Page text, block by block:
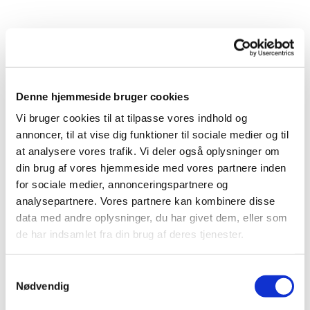
Denne hjemmeside bruger cookies
Vi bruger cookies til at tilpasse vores indhold og
annoncer, til at vise dig funktioner til sociale medier og til
at analysere vores trafik. Vi deler også oplysninger om
din brug af vores hjemmeside med vores partnere inden
for sociale medier, annonceringspartnere og
analysepartnere. Vores partnere kan kombinere disse
data med andre oplysninger, du har givet dem, eller som
de har indsamlet fra din brug af deres tjenester.
Nødvendig
Alle fødsler bliver registreret i CPR via kirkekontoret. Også
En fødsel bliver registreres på baggrund af en anmeldelse fra
jordemoderen. Har der ikke været en jordemoder til stede,
registreres fødslen på baggrund af moderens egen
anmeldelse.
Normalt er det sygehuset, der udtager et personnummer til
barnet umiddelbart efter fødslen. Derefter sendes et advis
om dette til mors bopælssogn. Hvis der ikke er tildelt et
personnummer ved fødslen, skal sognet (kordegnen) gøre
dette i forbindelse med fødselsregistreringen.
Når et barn bliver født, og jordemoderen udtrækker
personnummer til barnet, bliver der automastisk sendt et
Er mor gift, bliver ægtefællen automatisk registreret som